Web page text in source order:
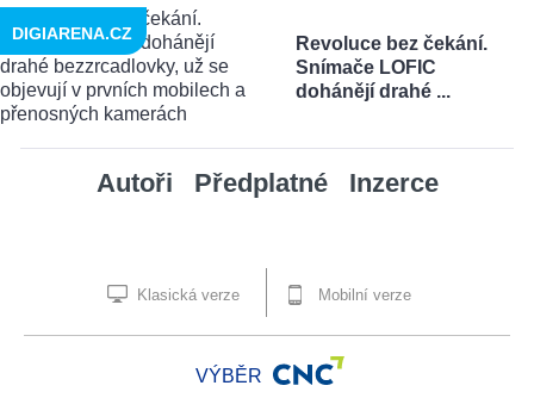
Revoluce bez čekání.
Snímače LOFIC
dohánějí drahé ...
DIGIARENA.CZ
Autoři Předplatné Inzerce
Klasická verze Mobilní verze
VÝBĚR